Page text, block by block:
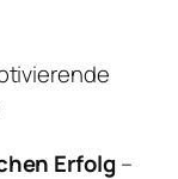
Erfolg –